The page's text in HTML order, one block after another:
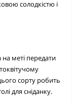
солодкістю і
меті передати
сорту робить
для сніданку.